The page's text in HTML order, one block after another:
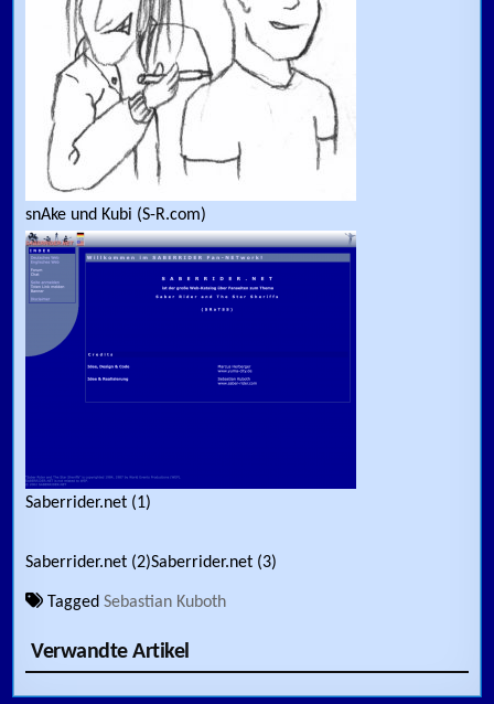
snAke und Kubi (S-R.com)
Saberrider.net (1)
Saberrider.net (2)Saberrider.net (3)
TaggedSebastian Kuboth
Verwandte Artikel